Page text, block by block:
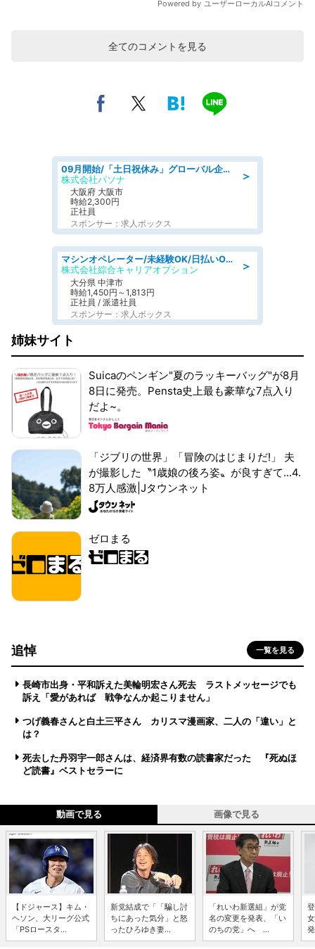
全てのコメントを見る
＞
09月開始/「土日祝休み」グローバル企業での産業保健のお仕事/保健師/高時給/残業なし/服装自由
株式会社パソナ
大阪府 大阪市
時給2,300円
正社員
スポンサー：求人ボックス
＞
マシンオペレーター/未経験OK/日払いOK/交替制/20・30・40代活躍中/製造 工場
株式会社綜合キャリアオプション
大分県 中津市
時給1,450円～1,813円
正社員 / 派遣社員
スポンサー：求人ボックス
姉妹サイト
Suicaのペンギン"夏のラッキーバッグ"が8月
8日に発売。Pensta史上最も豪華な7点入り
だよ~。
「ジブリの世界」「冒険のはじまりだ!」 夫
が撮影した〝1歳娘の後ろ姿〟が良すぎて...4.
8万人感激|Jタウンネット
ゼロまる
追悼 一覧を見る
長崎市出身・平和訴えた美輪明宏さん死去 ラストメッセージでも
訴え「愛があれば 戦争なんか起こりません」
つげ義春さんと白土三平さん カリスマ漫画家、二人の「違い」と
は？
死去した丹羽宇一郎さんは、経済界有数の読書家だった 『死ぬほ
ど読書』ベストセラーに
動画で見る 画像で見る
【ドジャース】キム・
ヘソン、大リーグ公式
「PSロースタ...
新党結成で「「騙し討
ちにあった気分」と怒
ったひろゆき妻...
「れいわ新選組」が党
名の変更を発表、「い
のちの党」へ ...